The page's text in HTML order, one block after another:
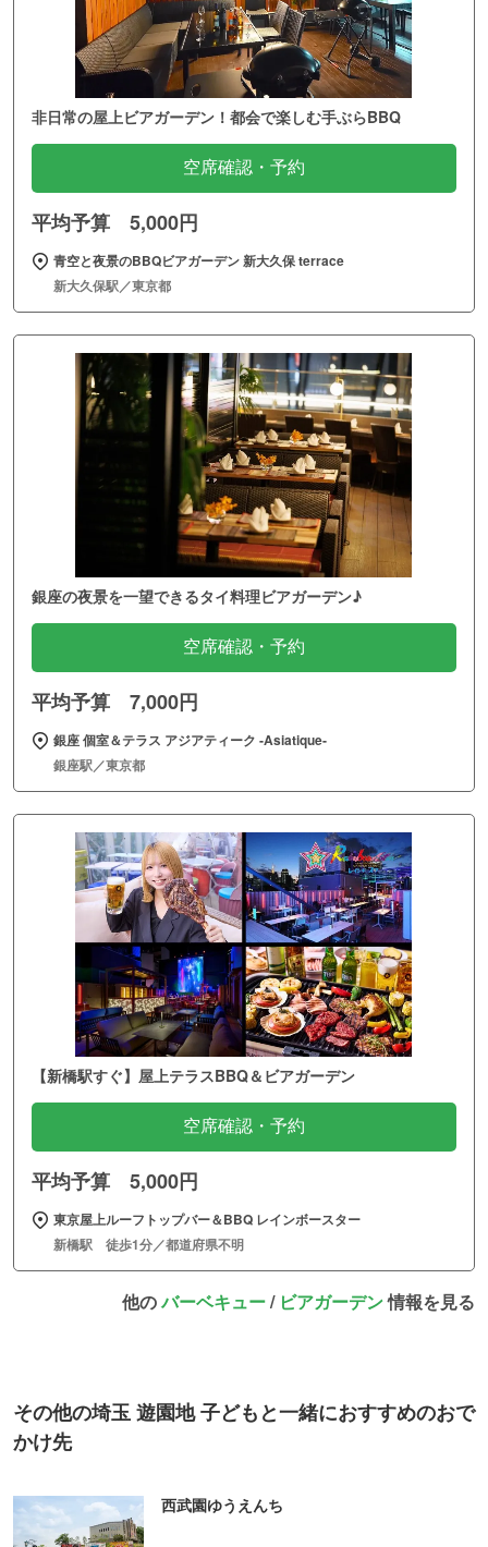
非日常の屋上ビアガーデン！都会で楽しむ手ぶらBBQ
空席確認・予約
平均予算 5,000円
青空と夜景のBBQビアガーデン 新大久保 terrace
新大久保駅／東京都
銀座の夜景を一望できるタイ料理ビアガーデン♪
空席確認・予約
平均予算 7,000円
銀座 個室＆テラス アジアティーク ‐Asiatique‐
銀座駅／東京都
【新橋駅すぐ】屋上テラスBBQ＆ビアガーデン
空席確認・予約
平均予算 5,000円
東京屋上ルーフトップバー＆BBQ レインボースター
新橋駅 徒歩1分／都道府県不明
他のバーベキュー/ ビアガーデン情報を見る
その他の埼玉 遊園地 子どもと一緒におすすめのおで
かけ先
西武園ゆうえんち